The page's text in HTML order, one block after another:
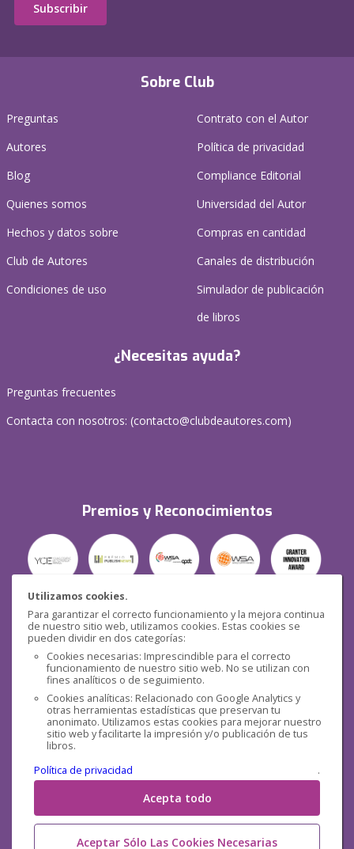
Utilizamos cookies.
Para garantizar el correcto funcionamiento y la mejora continua
de nuestro sitio web, utilizamos cookies. Estas cookies se
pueden dividir en dos categorías:
Cookies necesarias: Imprescindible para el correcto
funcionamiento de nuestro sitio web. No se utilizan con
fines analíticos o de seguimiento.
Cookies analíticas: Relacionado con Google Analytics y
otras herramientas estadísticas que preservan tu
anonimato. Utilizamos estas cookies para mejorar nuestro
sitio web y facilitarte la impresión y/o publicación de tus
libros.
Política de privacidad
.
Acepta todo
Aceptar Sólo Las Cookies Necesarias
Sobre Club
Preguntas
Autores
Blog
Quienes somos
Hechos y datos sobre
Club de Autores
Condiciones de uso
Contrato con el Autor
Política de privacidad
Compliance Editorial
Universidad del Autor
Compras en cantidad
Canales de distribución
Simulador de publicación
de libros
¿Necesitas ayuda?
Preguntas frecuentes
Contacta con nosotros: (contacto@clubdeautores.com)
Premios y Reconocimientos
Seguridad
Redes sociales
Subscribir